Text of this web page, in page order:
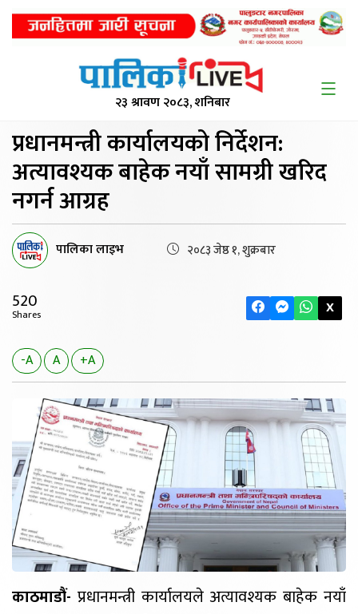
२३ श्रावण २०८३, शनिबार
प्रधानमन्त्री कार्यालयको निर्देशन:
अत्यावश्यक बाहेक नयाँ सामग्री खरिद
नगर्न आग्रह
पालिका लाइभ २०८३ जेष्ठ १, शुक्रबार
520
Shares X
-A A +A
काठमाडौं- प्रधानमन्त्री कार्यालयले अत्यावश्यक बाहेक नयाँ